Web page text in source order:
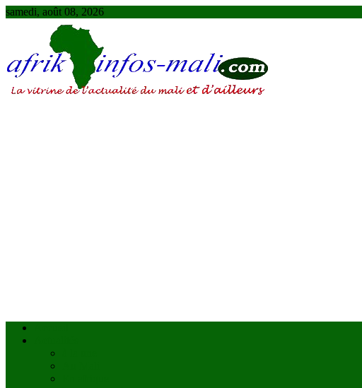
Skip
samedi, août 08, 2026